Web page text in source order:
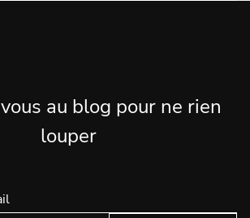
au blog pour ne rien
louper